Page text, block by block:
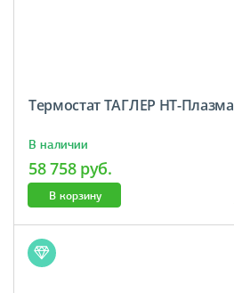
Термостат ТАГЛЕР НТ-Плазма
В наличии
58 758 руб.
В корзину